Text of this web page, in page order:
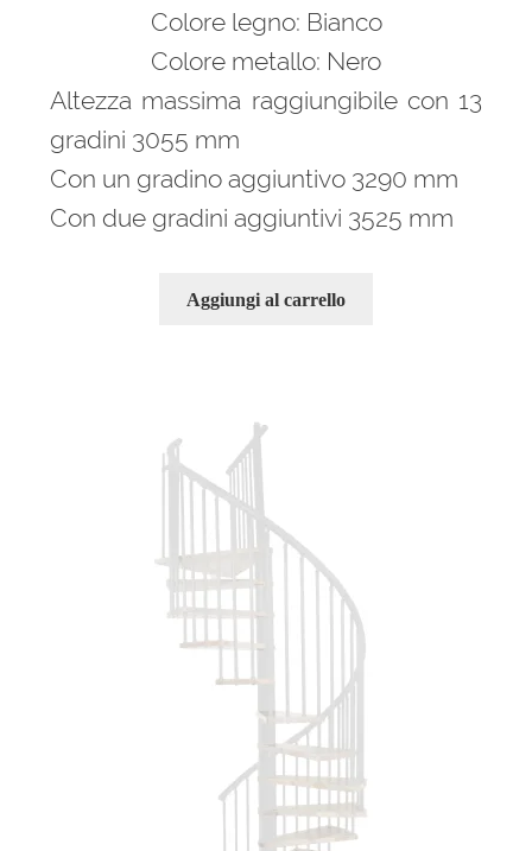
Colore legno: Bianco
Colore metallo: Nero
Altezza massima raggiungibile con 13
gradini 3055 mm
Con un gradino aggiuntivo 3290 mm
Con due gradini aggiuntivi 3525 mm
Aggiungi al carrello